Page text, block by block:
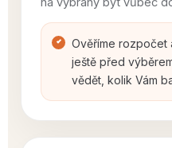
Ověříme rozpočet
ještě před
vědět, kolik Vám